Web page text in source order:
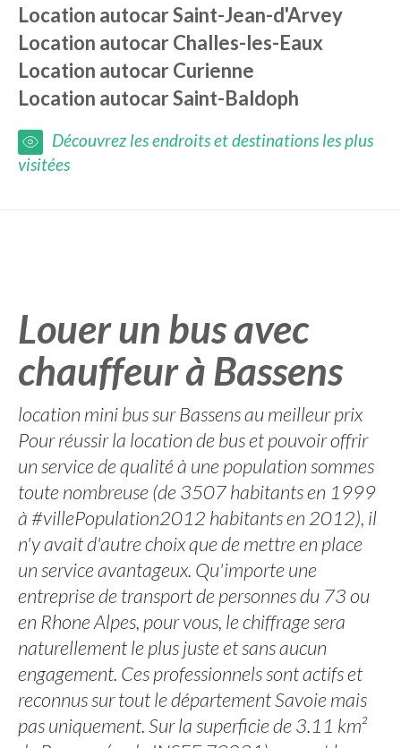
Location autocarSaint-Jean-d'Arvey
Location autocarChalles-les-Eaux
Location autocarCurienne
Location autocarSaint-Baldoph
Découvrez les endroits et destinations les plus
visitées
Louer un bus avec
chauffeur à Bassens
location mini bus sur Bassens au meilleur prix
Pour réussir la location de bus et pouvoir offrir
un service de qualité à une population sommes
toute nombreuse (de 3507 habitants en 1999
à #villePopulation2012 habitants en 2012), il
n'y avait d'autre choix que de mettre en place
un service avantageux. Qu'importe une
entreprise de transport de personnes du 73 ou
en Rhone Alpes, pour vous, le chiffrage sera
naturellement le plus juste et sans aucun
engagement. Ces professionnels sont actifs et
reconnus sur tout le département Savoie mais
pas uniquement. Sur la superficie de 3.11 km²